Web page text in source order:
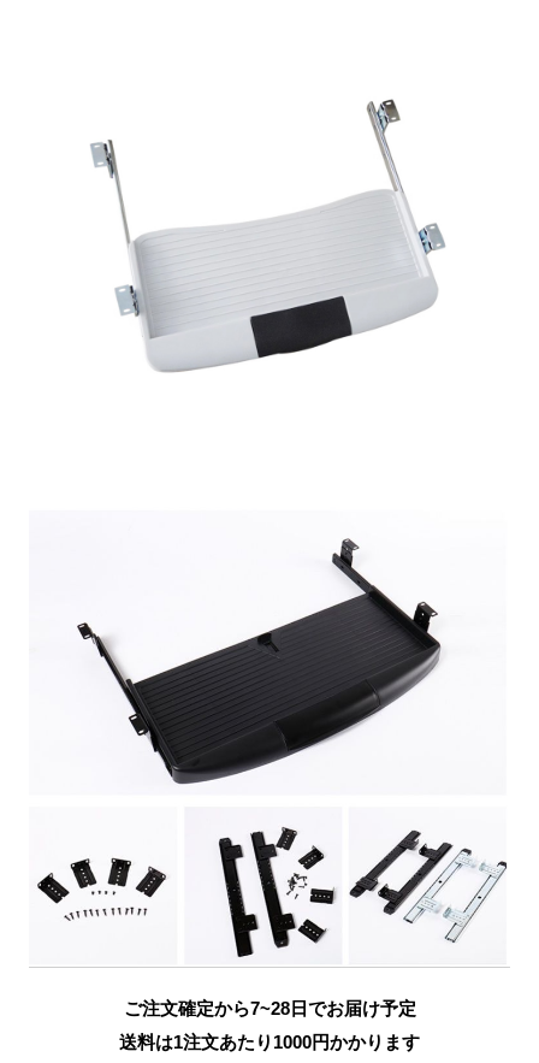
ご注文確定から7~28日でお届け予定
送料は1注文あたり 1000円かかります